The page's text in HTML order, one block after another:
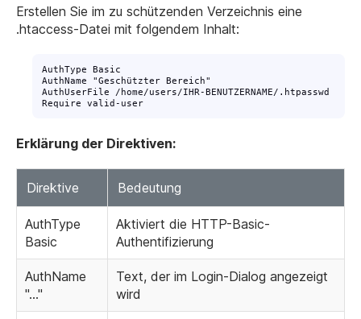
Erstellen Sie im zu schützenden Verzeichnis eine
.htaccess-Datei mit folgendem Inhalt:
AuthType Basic
AuthName "Geschützter Bereich"
AuthUserFile /home/users/IHR-BENUTZERNAME/.htpasswd
Require valid-user
Erklärung der Direktiven:
Direktive Bedeutung
AuthType
Basic
Aktiviert die HTTP-Basic-
Authentifizierung
AuthName
"..."
Text, der im Login-Dialog angezeigt
wird